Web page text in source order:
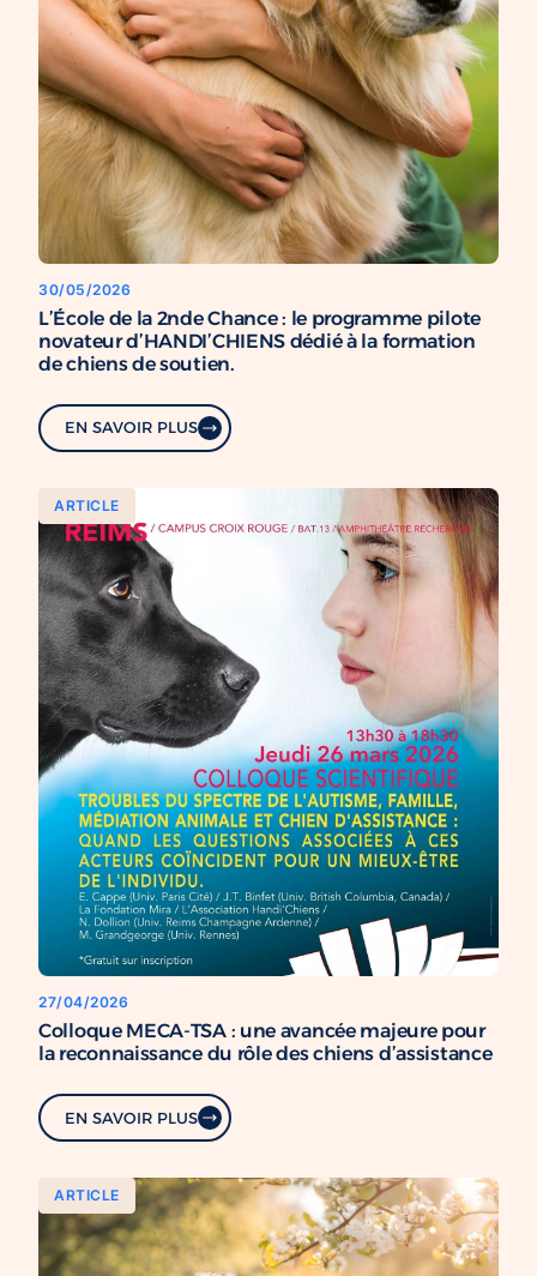
30/05/2026
L’École de la 2nde Chance : le programme pilote
novateur d’HANDI’CHIENS dédié à la formation
de chiens de soutien.
EN SAVOIR PLUS
ARTICLE
27/04/2026
Colloque MECA-TSA : une avancée majeure pour
la reconnaissance du rôle des chiens d’assistance
EN SAVOIR PLUS
ARTICLE